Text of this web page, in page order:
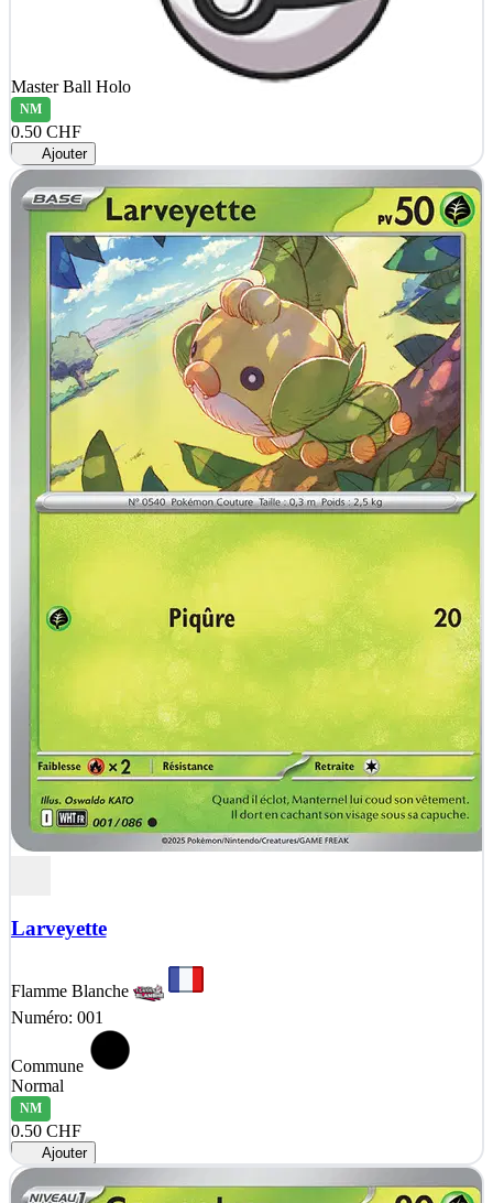
Master Ball Holo
NM
0.50 CHF
Ajouter
Larveyette
Flamme Blanche
Numéro: 001
Commune
Normal
NM
0.50 CHF
Ajouter